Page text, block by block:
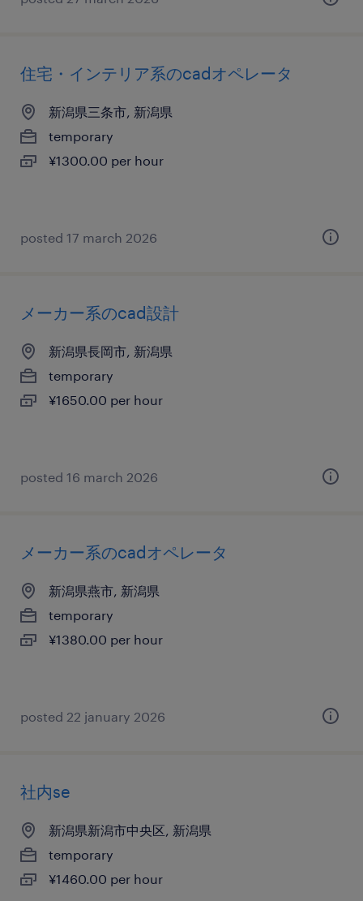
住宅・インテリア系のcadオペレータ
新潟県三条市, 新潟県
temporary
¥1300.00 per hour
posted 17 march 2026
メーカー系のcad設計
新潟県長岡市, 新潟県
temporary
¥1650.00 per hour
posted 16 march 2026
メーカー系のcadオペレータ
新潟県燕市, 新潟県
temporary
¥1380.00 per hour
posted 22 january 2026
社内se
新潟県新潟市中央区, 新潟県
temporary
¥1460.00 per hour